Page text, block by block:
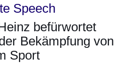
Speech
befürwortet
Bekämpfung von
Sport